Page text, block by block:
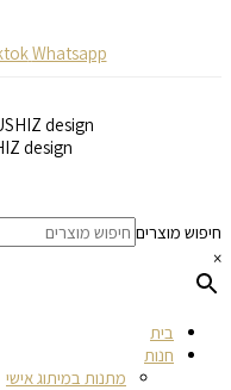
Whatsapp
design
design
חיפוש מוצרים
×
בית
חנות
מתנות במיתוג אישי